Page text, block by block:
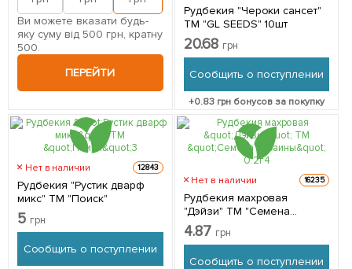
Ви можете вказати будь-
яку суму від 500 грн, кратну
500.
ПЕРЕЙТИ
Рудбекия "Чероки сансет"
ТМ "GL SEEDS" 10шт
20.68 грн
Сообщить о поступлении
+0.83 грн бонусов за покупку
Нет в наличии 12843
Рудбекия "Рустик дварф
микс" ТМ "Поиск"
5 грн
Сообщить о поступлении
Нет в наличии 16235
Рудбекия махровая
"Дэйзи" ТМ "Семена
Украины" 0.2г
4.87 грн
Сообщить о поступлении